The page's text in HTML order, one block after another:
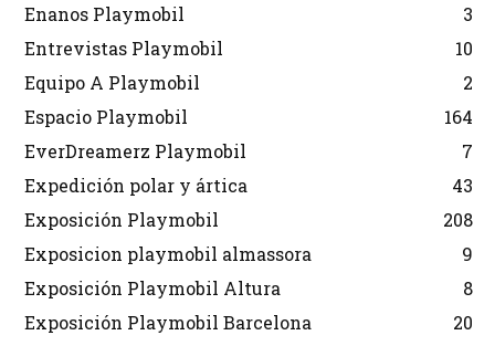
Enanos Playmobil
3
Entrevistas Playmobil
10
Equipo A Playmobil
2
Espacio Playmobil
164
EverDreamerz Playmobil
7
Expedición polar y ártica
43
Exposición Playmobil
208
Exposicion playmobil almassora
9
Exposición Playmobil Altura
8
Exposición Playmobil Barcelona
20